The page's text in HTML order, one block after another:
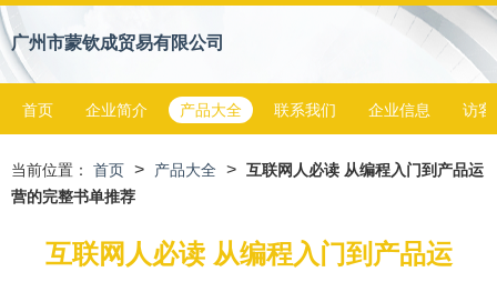
广州市蒙钦成贸易有限公司
首页 企业简介 产品大全 联系我们 企业信息 访客
当前位置： 首页 > 产品大全 > 互联网人必读 从编程入门到产品运
营的完整书单推荐
互联网人必读 从编程入门到产品运